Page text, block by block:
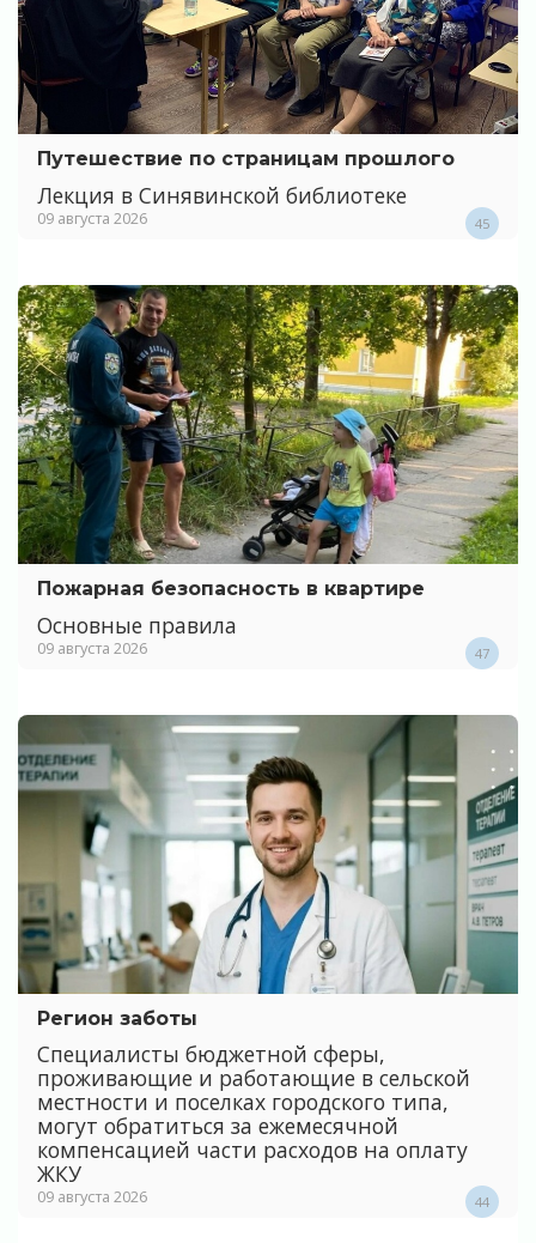
Путешествие по страницам прошлого
Лекция в Синявинской библиотеке
09 августа 2026 45
Пожарная безопасность в квартире
Основные правила
09 августа 2026 47
Регион заботы
Специалисты бюджетной сферы,
проживающие и работающие в сельской
местности и поселках городского типа,
могут обратиться за ежемесячной
компенсацией части расходов на оплату
ЖКУ
09 августа 2026 44